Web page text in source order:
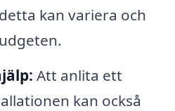
kan variera och
Att anlita ett
kan också